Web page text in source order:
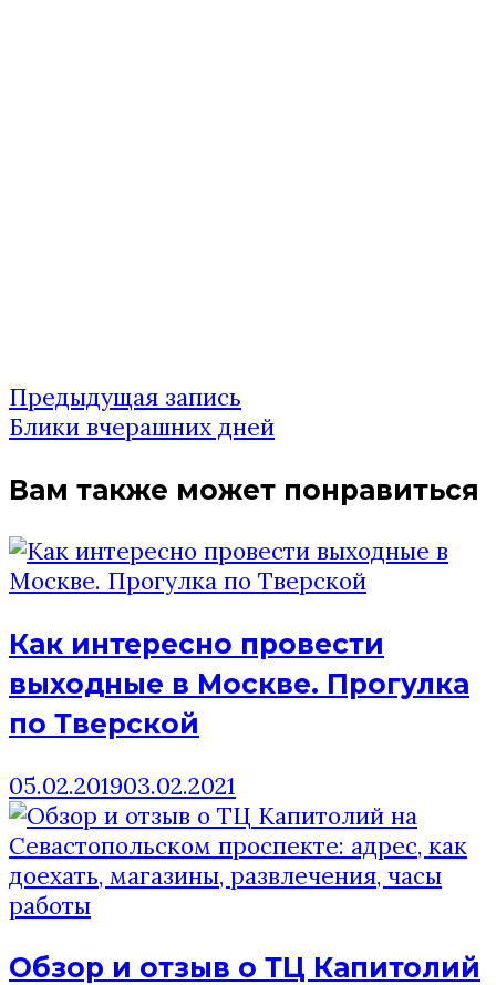
Навигация
записям
Предыдущая запись
запись:
Блики вчерашних дней
Вам также может понравиться
Как интересно провести
выходные в Москве. Прогулка
по Тверской
05.02.201903.02.2021
Обзор и отзыв о ТЦ Капитолий